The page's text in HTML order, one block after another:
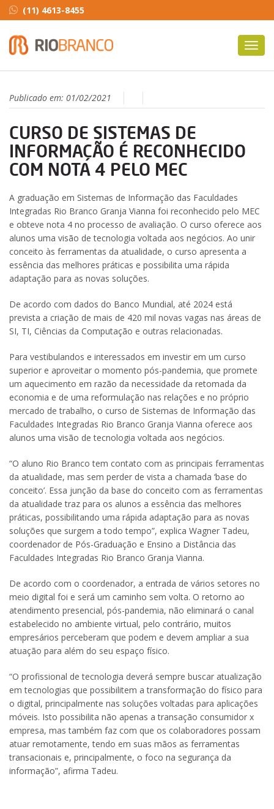
(11) 4613-8455
Publicado em: 01/02/2021
CURSO DE SISTEMAS DE
INFORMAÇÃO É RECONHECIDO
COM NOTA 4 PELO MEC
A graduação em Sistemas de Informação das Faculdades
Integradas Rio Branco Granja Vianna foi reconhecido pelo MEC
e obteve nota 4 no processo de avaliação. O curso oferece aos
alunos uma visão de tecnologia voltada aos negócios. Ao unir
conceito às ferramentas da atualidade, o curso apresenta a
essência das melhores práticas e possibilita uma rápida
adaptação para as novas soluções.
De acordo com dados do Banco Mundial, até 2024 está
prevista a criação de mais de 420 mil novas vagas nas áreas de
SI, TI, Ciências da Computação e outras relacionadas.
Para vestibulandos e interessados em investir em um curso
superior e aproveitar o momento pós-pandemia, que promete
um aquecimento em razão da necessidade da retomada da
economia e de uma reformulação nas relações e no próprio
mercado de trabalho, o curso de Sistemas de Informação das
Faculdades Integradas Rio Branco Granja Vianna oferece aos
alunos uma visão de tecnologia voltada aos negócios.
“O aluno Rio Branco tem contato com as principais ferramentas
da atualidade, mas sem perder de vista a chamada ‘base do
conceito’. Essa junção da base do conceito com as ferramentas
da atualidade traz para os alunos a essência das melhores
práticas, possibilitando uma rápida adaptação para as novas
soluções que surgem a todo tempo”, explica Wagner Tadeu,
coordenador de Pós-Graduação e Ensino a Distância das
Faculdades Integradas Rio Branco Granja Vianna.
De acordo com o coordenador, a entrada de vários setores no
meio digital foi e será um caminho sem volta. O retorno ao
atendimento presencial, pós-pandemia, não eliminará o canal
estabelecido no ambiente virtual, pelo contrário, muitos
empresários perceberam que podem e devem ampliar a sua
atuação para além do seu espaço físico.
“O profissional de tecnologia deverá sempre buscar atualização
em tecnologias que possibilitem a transformação do físico para
o digital, principalmente nas soluções voltadas para aplicações
móveis. Isto possibilita não apenas a transação consumidor x
empresa, mas também faz com que os colaboradores possam
atuar remotamente, tendo em suas mãos as ferramentas
transacionais e, principalmente, o foco na segurança da
informação”, afirma Tadeu.